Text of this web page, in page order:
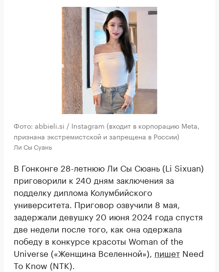
Фото: abbieli.si / Instagram (входит в корпорацию Meta,
признана экстремистской и запрещена в России)
Ли Сы Суань
В Гонконге 28-летнюю Ли Сы Сюань (Li Sixuan)
приговорили к 240 дням заключения за
подделку диплома Колумбийского
университета. Приговор озвучили 8 мая,
задержали девушку 20 июня 2024 года спустя
две недели после того, как она одержала
победу в конкурсе красоты Woman of the
Universe («Женщина Вселенной»), пишет Need
To Know (NTK).